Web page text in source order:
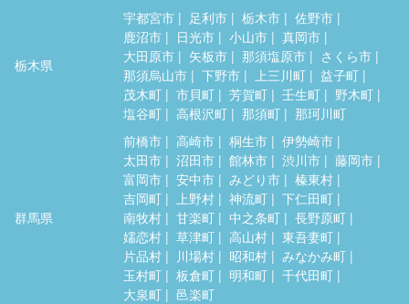
栃木県
宇都宮市 足利市 栃木市
佐野市
鹿沼市
日光市 小山市
真岡市
大田原市
矢板市 那須塩原市
さくら市
那須烏山市
下野市 上三川町
益子町
茂木町
市貝町 芳賀町 壬生町
野木町
塩谷町
高根沢町 那須町 那珂川町
群馬県
前橋市 高崎市 桐生市
伊勢崎市
太田市
沼田市 館林市 渋川市
藤岡市
富岡市
安中市 みどり市
榛東村
吉岡町
上野村 神流町
下仁田町
南牧村
甘楽町 中之条町
長野原町
嬬恋村
草津町 高山村
東吾妻町
片品村
川場村 昭和村
みなかみ町
玉村町
板倉町 明和町
千代田町
大泉町
邑楽町